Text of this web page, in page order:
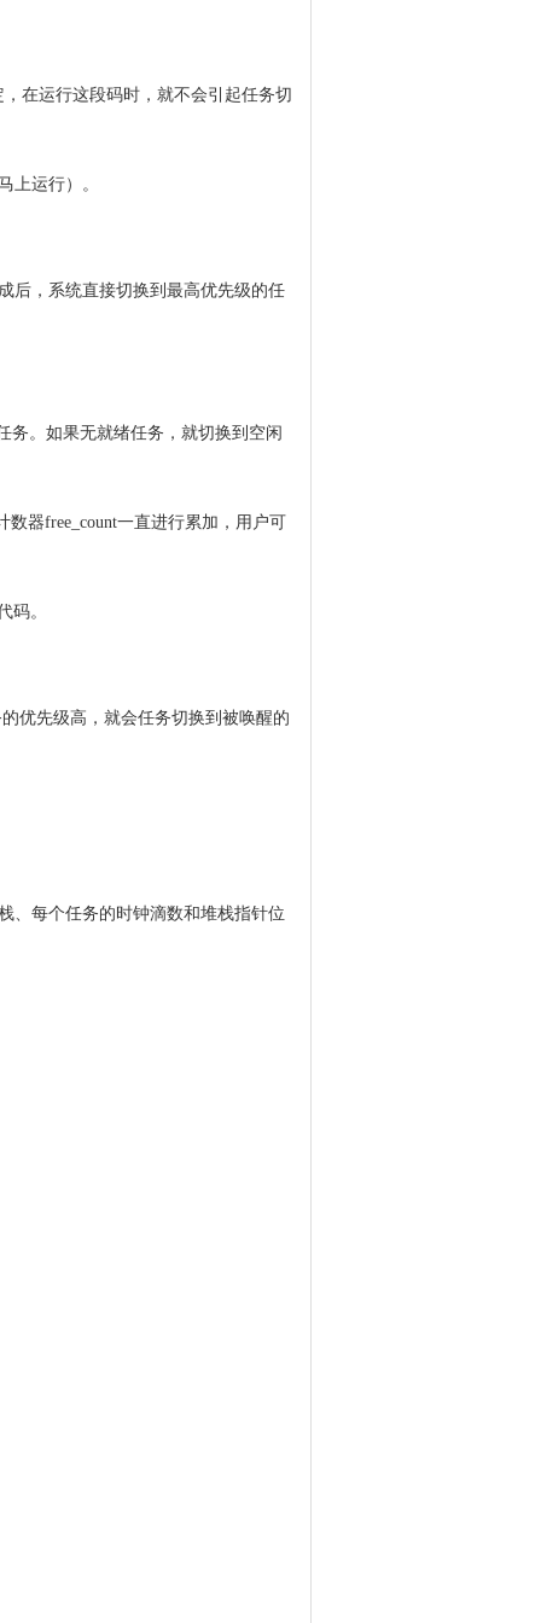
在运行这段码时，就不会引起任务切
上运行）。
后，系统直接切换到最高优先级的任
务。如果无就绪任务，就切换到空闲
器free_count一直进行累加，用户可
码。
优先级高，就会任务切换到被唤醒的
、每个任务的时钟滴数和堆栈指针位